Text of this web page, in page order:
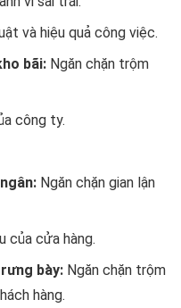
và hiệu quả công việc.
bãi: Ngăn chặn trộm
công ty.
Ngăn chặn gian lận
của cửa hàng.
bày: Ngăn chặn trộm
hàng.